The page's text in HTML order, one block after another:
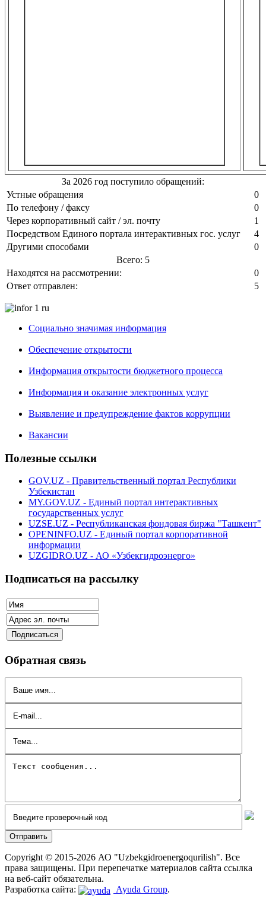
За 2026 год поступило обращений:
Устные обращения
0
По телефону / факсу
0
Через корпоративный сайт / эл. почту
1
Посредством Единого портала интерактивных гос. услуг
4
Другими способами
0
Всего: 5
Находятся на рассмотрении:
0
Ответ отправлен:
5
Социально значимая информация
Обеспечение открытости
Информация открытости бюджетного процесса
Информация и оказание электронных услуг
Выявление и предупреждение фактов коррупции
Вакансии
Полезные ссылки
GOV.UZ - Правительственный портал Республики
Узбекистан
MY.GOV.UZ - Единый портал интерактивных
государственных услуг
UZSE.UZ - Республиканская фондовая биржа "Ташкент"
OPENINFO.UZ - Единый портал корпоративной
информации
UZGIDRO.UZ - АО «Узбекгидроэнерго»
Подписаться на рассылку
Обратная связь
Copyright © 2015-2026 АО "Uzbekgidroenergoqurilish". Все
права защищены. При перепечатке материалов сайта ссылка
на веб-сайт обязательна.
Разработка сайта:
Ayuda Group.